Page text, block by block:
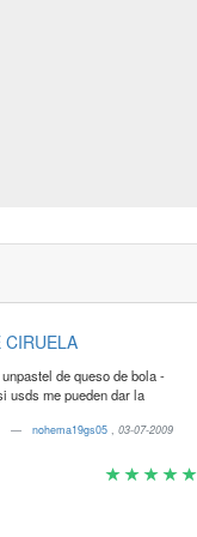
CIRUELA
de queso de bola -
usds me pueden dar la
nohema19gs05,03-07-2009